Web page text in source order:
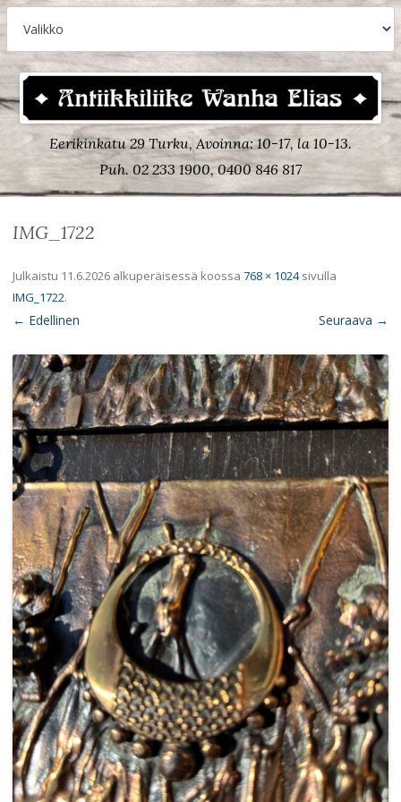
Eerikinkatu 29 Turku, Avoinna: 10-17, la 10-13.
Puh. 02 233 1900, 0400 846 817
IMG_1722
Julkaistu 11.6.2026 alkuperäisessä koossa 768 × 1024sivulla
IMG_1722.
← Edellinen Seuraava →